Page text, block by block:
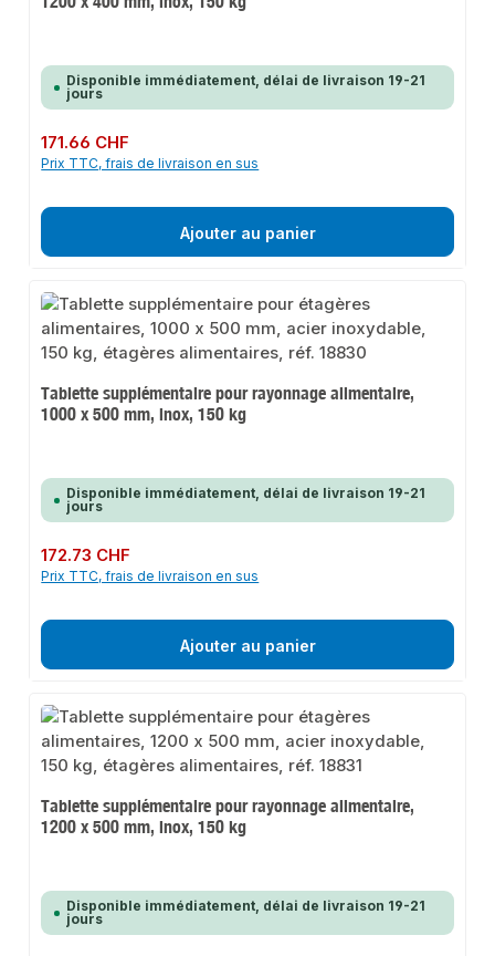
Disponible immédiatement, délai de livraison 19-21
jours
Prix régulier :
171.66 CHF
Prix TTC, frais de livraison en sus
Ajouter au panier
Tablette supplémentaire pour rayonnage alimentaire,
1000 x 500 mm, inox, 150 kg
Disponible immédiatement, délai de livraison 19-21
jours
Prix régulier :
172.73 CHF
Prix TTC, frais de livraison en sus
Ajouter au panier
Tablette supplémentaire pour rayonnage alimentaire,
1200 x 500 mm, inox, 150 kg
Disponible immédiatement, délai de livraison 19-21
jours